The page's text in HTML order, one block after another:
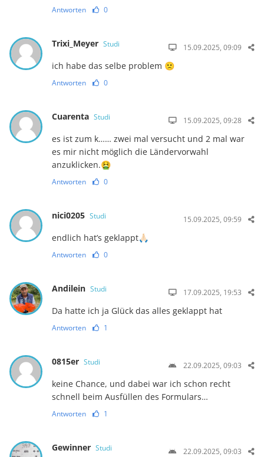
Antworten 0
Trixi_Meyer Studi 15.09.2025, 09:09
ich habe das selbe problem 🙁
Antworten 0
Cuarenta Studi 15.09.2025, 09:28
es ist zum k…… zwei mal versucht und 2 mal war
es mir nicht möglich die Ländervorwahl
anzuklicken.🤮
Antworten 0
nici0205 Studi 15.09.2025, 09:59
endlich hat’s geklappt🙏🏻
Antworten 0
Andilein Studi 17.09.2025, 19:53
Da hatte ich ja Glück das alles geklappt hat
Antworten 1
0815er Studi 22.09.2025, 09:03
keine Chance, und dabei war ich schon recht
schnell beim Ausfüllen des Formulars…
Antworten 1
Gewinner Studi 22.09.2025, 09:03